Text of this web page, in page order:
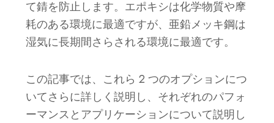
て錆を防止します。エポキシは化学物質や摩
耗のある環境に最適ですが、亜鉛メッキ鋼は
湿気に長期間さらされる環境に最適です。
この記事では、これら 2 つのオプションにつ
いてさらに詳しく説明し、それぞれのパフォ
ーマンスとアプリケーションについて説明し